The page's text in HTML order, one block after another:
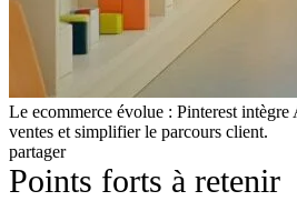
Le ecommerce évolue : Pinterest
ventes et simplifier le parcours client.
partager
Points forts à retenir